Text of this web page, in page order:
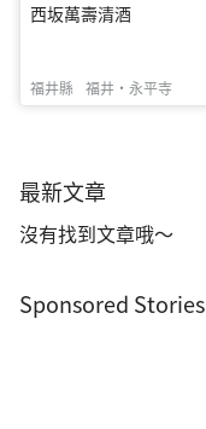
西坂萬壽清酒
福井縣 福井・永平寺
最新文章
沒有找到文章哦～
Sponsored Stories